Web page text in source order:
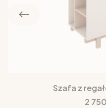
Szafa z
Cena
2